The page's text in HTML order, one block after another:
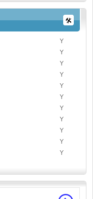
Y
Y
Y
Y
Y
Y
Y
Y
Y
Y
Y